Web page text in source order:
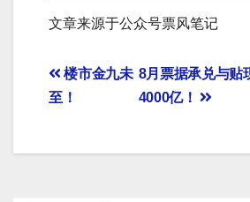
文章来源于公众号票风笔记
文
章
8月票据承兑与贴
4000亿！
楼市金九未
至！